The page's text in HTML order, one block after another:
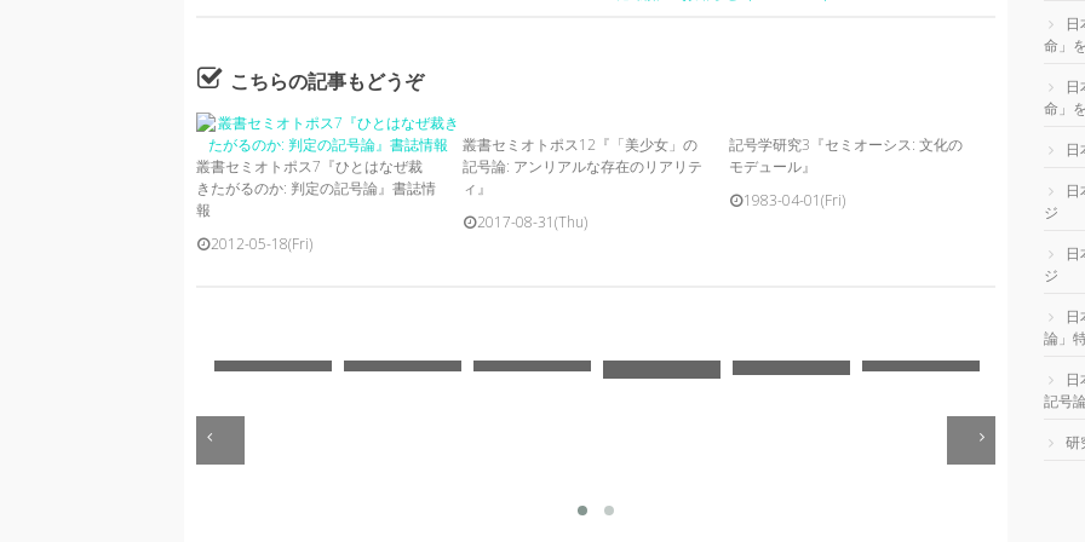
こちらの記事もどうぞ
叢書セミオトポス7『ひとはなぜ裁
きたがるのか: 判定の記号論』書誌情
報
2012-05-18(Fri)
叢書セミオトポス12『「美少女」の
記号論: アンリアルな存在のリアリテ
ィ』
2017-08-31(Thu)
記号学研究3『セミオーシス: 文化の
モデュール』
1983-04-01(Fri)
命」
命」
ジ
ジ
論」
記号
研